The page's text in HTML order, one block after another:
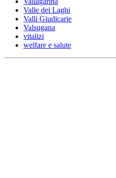
Valle dei Laghi
Valli Giudicarie
Valsugana
vitalizi
welfare e salute